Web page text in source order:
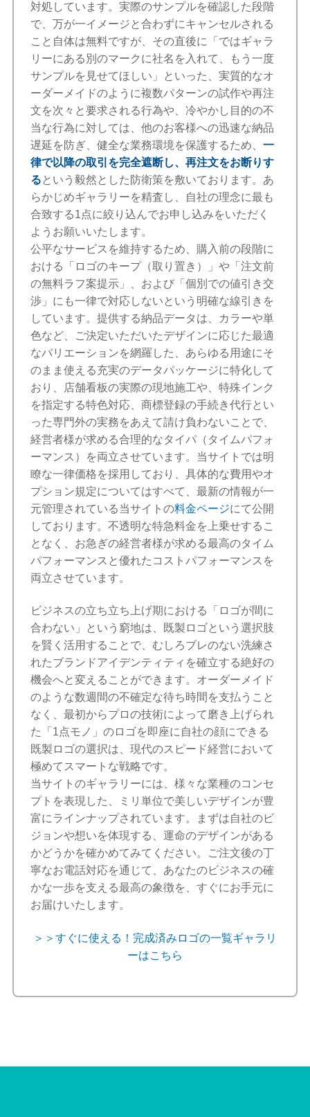
対処しています。実際のサンプルを確認した段階
で、万が一イメージと合わずにキャンセルされる
こと自体は無料ですが、その直後に「ではギャラ
リーにある別のマークに社名を入れて、もう一度
サンプルを見せてほしい」といった、実質的なオ
ーダーメイドのように複数パターンの試作や再注
文を次々と要求される行為や、冷やかし目的の不
当な行為に対しては、他のお客様への迅速な納品
遅延を防ぎ、健全な業務環境を保護するため、一
律で以降の取引を完全遮断し、再注文をお断りす
る という毅然とした防衛策を敷いております。あ
らかじめギャラリーを精査し、自社の理念に最も
合致する1点に絞り込んでお申し込みをいただく
ようお願いいたします。
公平なサービスを維持するため、購入前の段階に
おける「ロゴのキープ（取り置き）」や「注文前
の無料ラフ案提示」、および「個別での値引き交
渉」にも一律で対応しないという明確な線引きを
しています。提供する納品データは、カラーや単
色など、ご決定いただいたデザインに応じた最適
なバリエーションを網羅した、あらゆる用途にそ
のまま使える充実のデータパッケージに特化して
おり、店舗看板の実際の現地施工や、特殊インク
を指定する特色対応、商標登録の手続き代行とい
った専門外の実務をあえて請け負わないことで、
経営者様が求める合理的なタイパ（タイムパフォ
ーマンス）を両立させています。当サイトでは明
瞭な一律価格を採用しており、具体的な費用やオ
プション規定についてはすべて、最新の情報が一
元管理されている当サイトの料金ページにて公開
しております。不透明な特急料金を上乗せするこ
となく、お急ぎの経営者様が求める最高のタイム
パフォーマンスと優れたコストパフォーマンスを
両立させています。
ビジネスの立ち立ち上げ期における「ロゴが間に
合わない」という窮地は、既製ロゴという選択肢
を賢く活用することで、むしろブレのない洗練さ
れたブランドアイデンティティを確立する絶好の
機会へと変えることができます。オーダーメイド
のような数週間の不確定な待ち時間を支払うこと
なく、最初からプロの技術によって磨き上げられ
た「1点モノ」のロゴを即座に自社の顔にできる
既製ロゴの選択は、現代のスピード経営において
極めてスマートな戦略です。
当サイトのギャラリーには、様々な業種のコンセ
プトを表現した、ミリ単位で美しいデザインが豊
富にラインナップされています。まずは自社のビ
ジョンや想いを体現する、運命のデザインがある
かどうかを確かめてみてください。ご注文後の丁
寧なお電話対応を通じて、あなたのビジネスの確
かな一歩を支える最高の象徴を、すぐにお手元に
お届けいたします。
＞＞すぐに使える！完成済みロゴの一覧ギャラリ
ーはこちら